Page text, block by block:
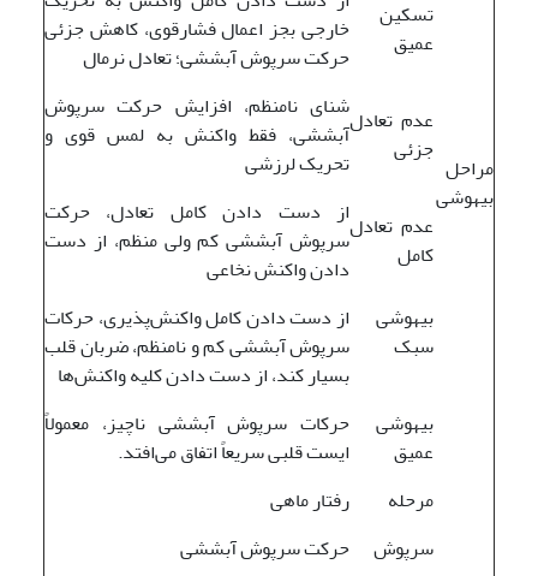
مراحل
بیهوشی
تسکین
عمیق
خارجی بجز اعمال فشارقوی، کاهش جزئی
حرکت سرپوش آبششی؛ تعادل نرمال
عدم تعادل
جزئی
شنای نامنظم، افزایش حرکت سرپوش
آبششی، فقط واکنش به لمس قوی و
تحریک لرزشی
عدم تعادل
کامل
از دست دادن کامل تعادل، حرکت
سرپوش آبششی کم ولی منظم، از دست
دادن واکنش نخاعی
بیهوشی
سبک
از دست دادن کامل واکنش‌پذیری، حرکات
سرپوش آبششی کم و نامنظم، ضربان قلب
بسیار کند، از دست دادن کلیه واکنش‌ها
بیهوشی
عمیق
حرکات سرپوش آبششی ناچیز، معمولاً
ایست قلبی سریعاً اتفاق می‌افتد.
مرحله
رفتار ماهی
سرپوش
حرکت سرپوش آبششی